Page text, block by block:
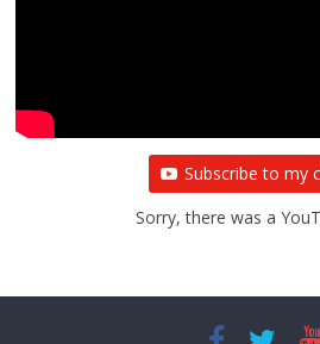
Subscribe to my
Sorry, there was a